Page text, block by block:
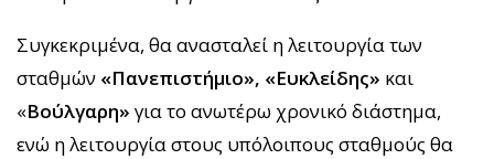
Συγκεκριμένα, θα ανασταλεί η λειτουργία των
σταθμών «Πανεπιστήμιο», «Ευκλείδης» και
«Βούλγαρη» για το ανωτέρω χρονικό διάστημα,
ενώ η λειτουργία στους υπόλοιπους σταθμούς θα